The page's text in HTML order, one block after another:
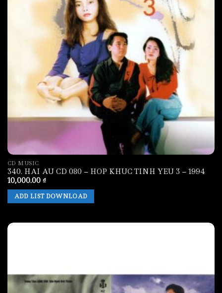
CD MUSIC
340. HAI AU CD 080 – HOP KHUC TINH YEU 3 – 1994
10,000.00 ₫
ADD LIST DOWNLOAD